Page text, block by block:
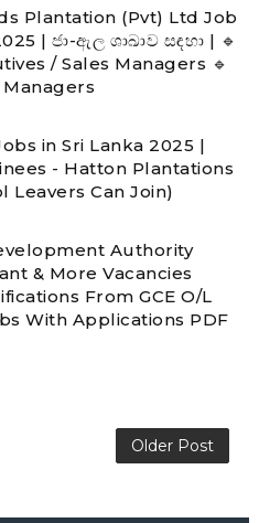
Plantation (Pvt) Ltd Job
| ජා-ඇල ශාඛාව සඳහා | 🔹
/ Sales Managers 🔹
in Sri Lanka 2025 |
- Hatton Plantations
Leavers Can Join)
Authority
& More Vacancies
From GCE O/L
With Applications PDF
Older Post